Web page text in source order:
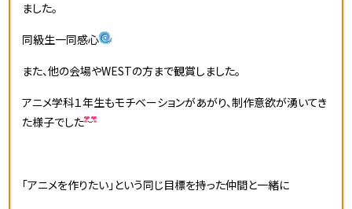
ました。
同級生一同感心
また、他の会場やWESTの方まで観賞しました。
アニメ学科１年生もモチベーションがあがり、制作意欲が湧いてき
た様子でした
「アニメを作りたい」という同じ目標を持った仲間と一緒に